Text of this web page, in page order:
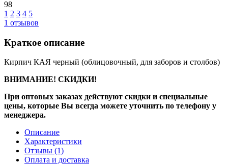
98
1 2 3 4 5
1 отзывов
Краткое описание
Кирпич КАЯ черный (облицовочный, для заборов и столбов)
ВНИМАНИЕ! СКИДКИ!
При оптовых заказах действуют скидки и специальные
цены, которые Вы всегда можете уточнить по телефону у
менеджера.
Описание
Характеристики
Отзывы (1)
Оплата и доставка